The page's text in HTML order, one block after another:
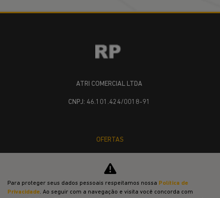
ATRI COMERCIAL LTDA
CNPJ: 46.101.424/0018-91
OFERTAS
JEEP ACESSÍVEL
Para proteger seus dados pessoais respeitamos nossa Política de
Privacidade. Ao seguir com a navegação e visita você concorda com